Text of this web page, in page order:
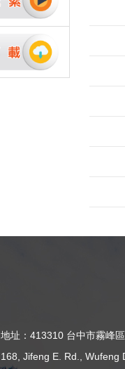
地址：413310 台中市霧峰
168, Jifeng E. Rd., Wufeng